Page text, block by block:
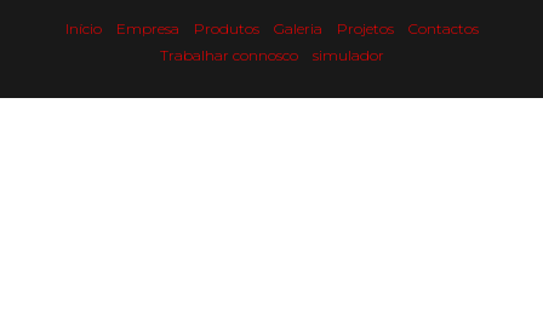
Início Empresa Produtos Galeria Projetos
Contactos
Trabalhar connosco
simulador